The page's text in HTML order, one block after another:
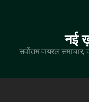
नई
सर्वोत्तम वायरल